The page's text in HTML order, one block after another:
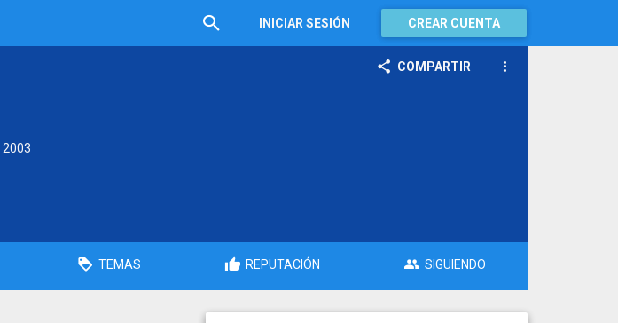
INICIAR SESIÓN CREAR CUENTA
COMPARTIR
2003
TEMAS REPUTACIÓN SIGUIENDO